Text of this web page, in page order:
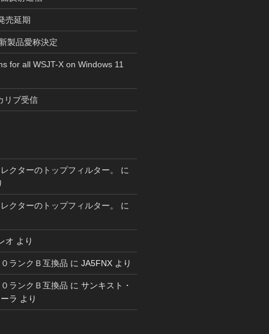
売延期
製品愛称決定
for all WSJT-X on Windows 11
リブ受信
クターのトップフィルター。
に
クターのトップフィルター。
に
オ より
ランクＢ互換品 に JA5FNXより
ランクＢ互換品 に サンキスト・
ラ より